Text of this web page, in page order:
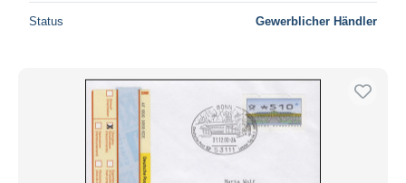
Status Gewerblicher Händler